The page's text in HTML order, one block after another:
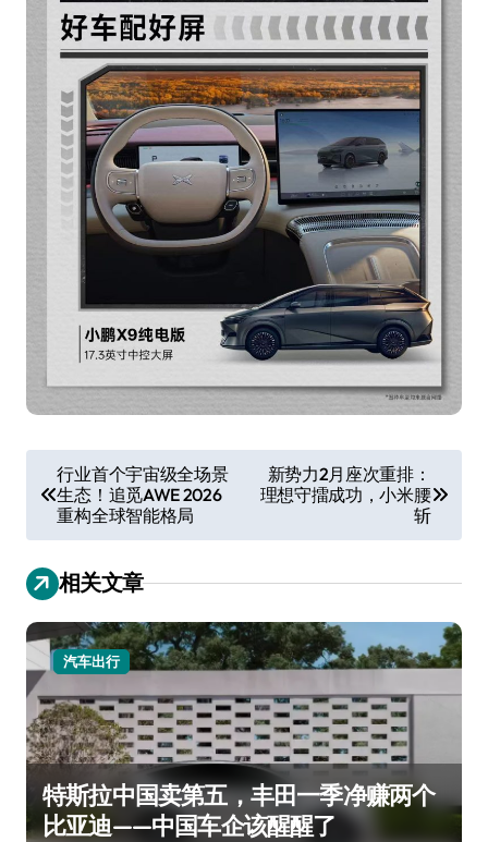
章
导
航
行业首个宇宙级全场景
生态！追觅AWE 2026
重构全球智能格局
新势力2月座次重排：
理想守擂成功，小米腰
斩
相关文章
汽车出行
特斯拉中国卖第五，丰田一季净赚两个
比亚迪——中国车企该醒醒了